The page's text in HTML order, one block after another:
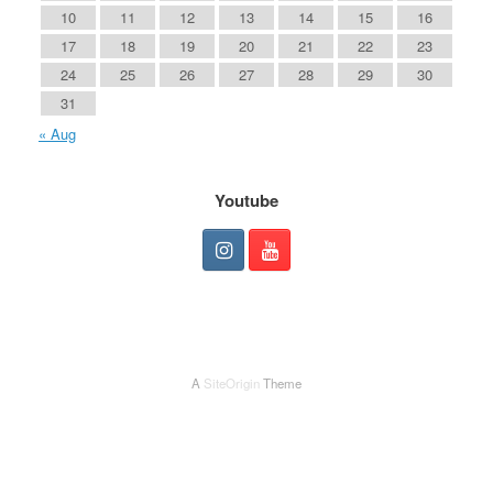
10
11 12 13 14 15
16
17
18 19 20 21 22
23
24
25 26 27 28 29
30
31
« Aug
Youtube
A SiteOrigin Theme